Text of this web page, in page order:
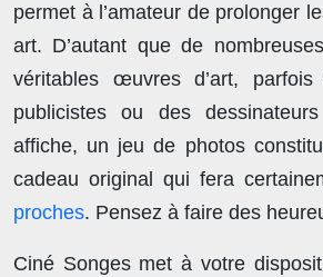
permet à l’amateur de prolonger
art. D’autant que de
véritables œuvres d’art,
publicistes ou des
affiche, un jeu de photos
cadeau original qui fera
proches. Pensez à faire des
Ciné Songes met à votre